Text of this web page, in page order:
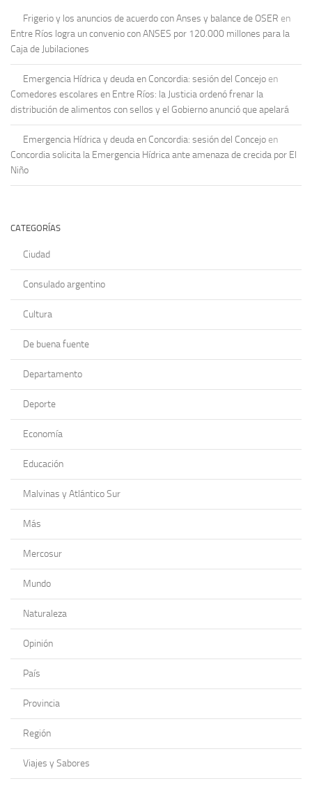
Frigerio y los anuncios de acuerdo con Anses y balance de OSER en
Entre Ríos logra un convenio con ANSES por 120.000 millones para la
Caja de Jubilaciones
Emergencia Hídrica y deuda en Concordia: sesión del Concejo en
Comedores escolares en Entre Ríos: la Justicia ordenó frenar la
distribución de alimentos con sellos y el Gobierno anunció que apelará
Emergencia Hídrica y deuda en Concordia: sesión del Concejo en
Concordia solicita la Emergencia Hídrica ante amenaza de crecida por El
Niño
CATEGORÍAS
Ciudad
Consulado argentino
Cultura
De buena fuente
Departamento
Deporte
Economía
Educación
Malvinas y Atlántico Sur
Más
Mercosur
Mundo
Naturaleza
Opinión
País
Provincia
Región
Viajes y Sabores